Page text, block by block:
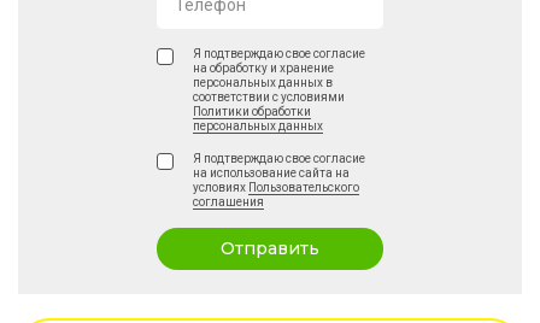
Телефон
Я подтверждаю свое согласие
на обработку и хранение
персональных данных в
соответствии с условиями
Политики обработки
персональных данных
Я подтверждаю свое согласие
на использование сайта на
условиях Пользовательского
соглашения
Отправить